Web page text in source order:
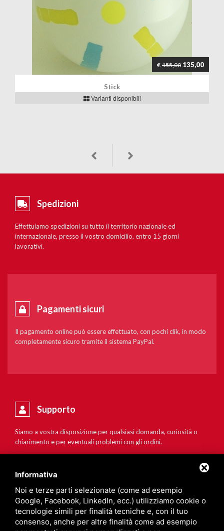
€ 155,00 135,00
Stick
Varianti disponibili
Spedizioni
Effettuiamo spedizioni su tutto il territorio nazionale ed
internazionale, presso il vostro domicilio, entro 15 giorni
lavorativi.
Pagamenti sicuri
Il pagamento online può essere effettuato, con pochi clik, in modo
completamente sicuro tramite il sistema PayPal.
Supporto
Siamo a vostra disposizione per qualsiasi domanda, curiosità o
chiarimento e per eventuali problemi con gli ordini.
Informativa
Noi e terze parti selezionate (come ad esempio
Google, Facebook, LinkedIn, ecc.) utilizziamo cookie o
tecnologie simili per finalità tecniche e, con il tuo
consenso, anche per altre finalità come ad esempio